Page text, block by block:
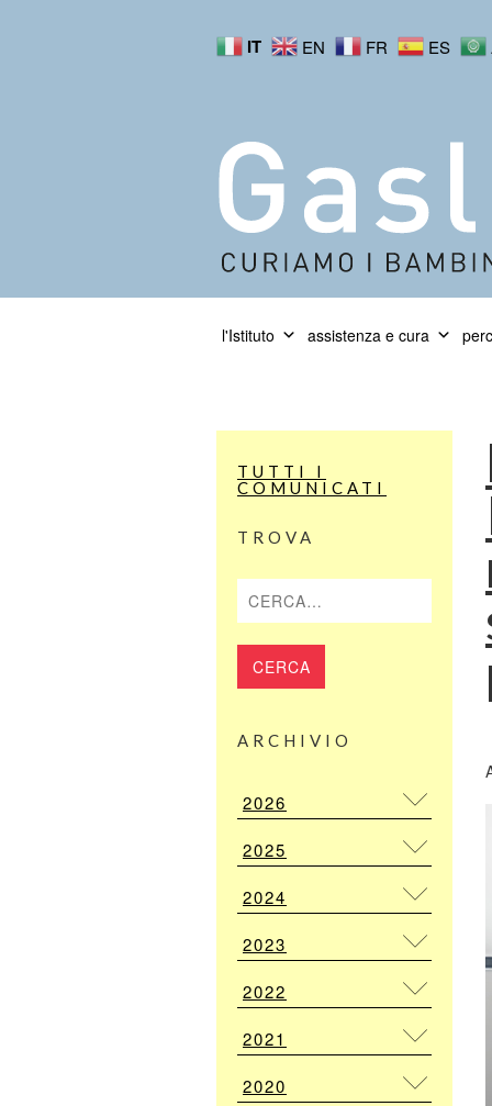
IT EN FR ES
l'Istituto assistenza e cura
TUTTI I
COMUNICATI
TROVA
ARCHIVIO
2026
2025
2024
2023
2022
2021
2020